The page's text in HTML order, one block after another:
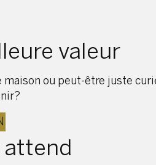
valeur
maison ou peut-être juste
attend